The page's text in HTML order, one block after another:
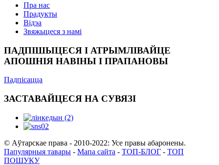
Пра нас
Прадукты
Відэа
Звяжыцеся з намі
ПАДПІШЫЦЕСЯ І АТРЫМЛІВАЙЦЕ
АПОШНІЯ НАВІНЫ І ПРАПАНОВЫ
Падпісацца
ЗАСТАВАЙЦЕСЯ НА СУВЯЗІ
© Аўтарскае права - 2010-2022: Усе правы абаронены.
Папулярныя тавары - Мапа сайта - ТОП-БЛОГ - ТОП
ПОШУКУ